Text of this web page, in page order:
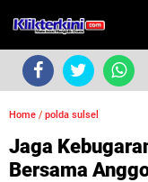
Home / polda sulsel
Jaga
Bersama